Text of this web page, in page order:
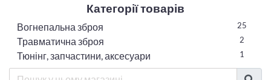
Категорії товарів
Вогнепальна зброя 25
Травматична зброя 2
Тюнінг, запчастини, аксесуари 1